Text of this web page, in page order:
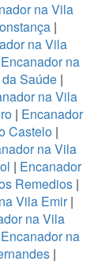
na Vila
|
na Vila
Encanador na
Saúde|
na Vila
| Encanador
Castelo |
na Vila
| Encanador
Remedios |
Vila Emir|
na Vila
Encanador na
|